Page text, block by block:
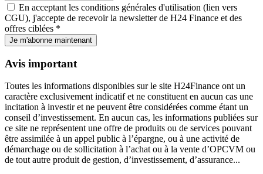
En acceptant les conditions générales d'utilisation (lien vers
CGU), j'accepte de recevoir la newsletter de H24 Finance et des
offres ciblées *
Je m'abonne maintenant
Avis important
Toutes les informations disponibles sur le site H24Finance ont un
caractère exclusivement indicatif et ne constituent en aucun cas une
incitation à investir et ne peuvent être considérées comme étant un
conseil d’investissement. En aucun cas, les informations publiées sur
ce site ne représentent une offre de produits ou de services pouvant
être assimilée à un appel public à l’épargne, ou à une activité de
démarchage ou de sollicitation à l’achat ou à la vente d’OPCVM ou
de tout autre produit de gestion, d’investissement, d’assurance...